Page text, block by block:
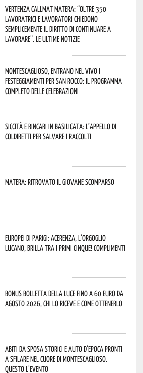
Vertenza CallMat Matera: “Oltre 350
lavoratrici e lavoratori chiedono
semplicemente il diritto di continuare a
lavorare”. Le ultime notizie
Montescaglioso, entrano nel vivo i
festeggiamenti per San Rocco: il programma
completo delle celebrazioni
Siccità e rincari in Basilicata: l’appello di
Coldiretti per salvare i raccolti
Matera: ritrovato il giovane scomparso
Europei di Parigi: Acerenza, l’orgoglio
lucano, brilla tra i primi cinque! Complimenti
Bonus bolletta della luce fino a 60 euro da
agosto 2026, chi lo riceve e come ottenerlo
Abiti da sposa storici e auto d’epoca pronti
a sfilare nel cuore di Montescaglioso.
Questo l’evento